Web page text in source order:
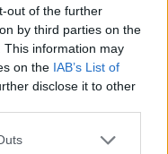
out of the further
by third parties on the
This information may
on the IAB’s List of
disclose it to other
készül